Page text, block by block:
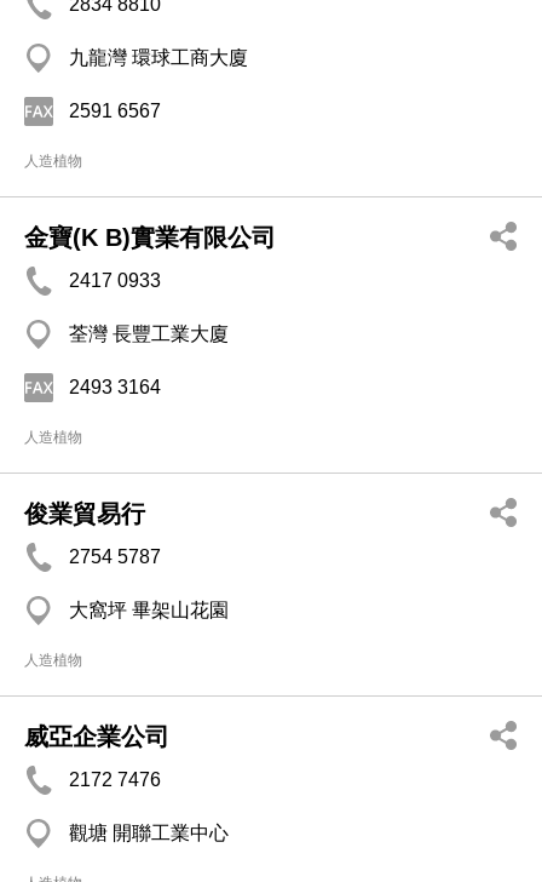
2834 8810
九龍灣 環球工商大廈
2591 6567
人造植物
金寶(K B)實業有限公司
2417 0933
荃灣 長豐工業大廈
2493 3164
人造植物
俊業貿易行
2754 5787
大窩坪 畢架山花園
人造植物
威亞企業公司
2172 7476
觀塘 開聯工業中心